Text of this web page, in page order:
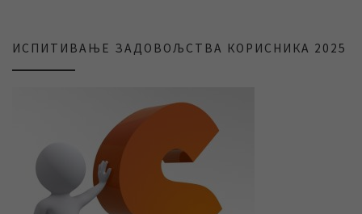
ИСПИТИВАЊЕ ЗАДОВОЉСТВА КОРИСНИКА 2025